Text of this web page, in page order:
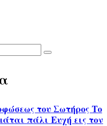
του Σωτήρος Το
πάλι Ευχή εις τον